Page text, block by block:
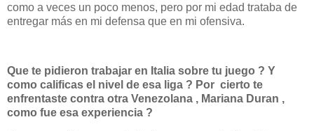
como a veces un poco menos, pero por mi edad trataba de
entregar más en mi defensa que en mi ofensiva.
Que te pidieron trabajar en Italia sobre tu juego ? Y
como calificas el nivel de esa liga ? Por cierto te
enfrentaste contra otra Venezolana , Mariana Duran ,
como fue esa experiencia ?